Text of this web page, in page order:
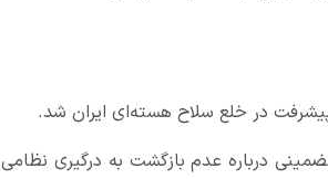
پیشرفت در خلع سلاح هسته‌ای ایران شد.
درباره عدم بازگشت به درگیری نظامی